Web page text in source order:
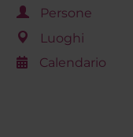
Persone
Luoghi
Calendario